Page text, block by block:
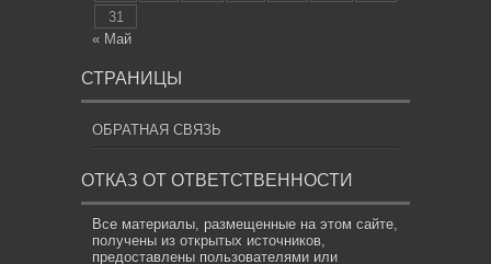
31
« Май
СТРАНИЦЫ
ОБРАТНАЯ СВЯЗЬ
ОТКАЗ ОТ ОТВЕТСТВЕННОСТИ
Все материалы, размещенные на этом сайте,
получены из открытых источников,
предоставлены пользователями или